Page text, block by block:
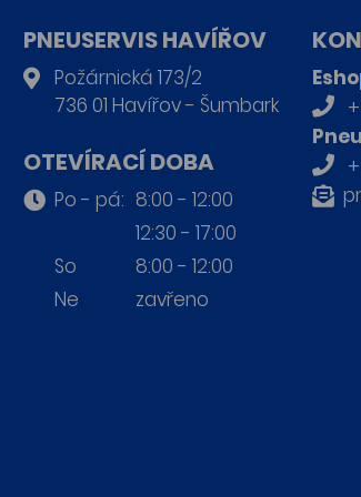
PNEUSERVIS HAVÍŘOV
Požárnická 173/2
736 01 Havířov - Šumbark
OTEVÍRACÍ DOBA
Po - pá: 8:00 - 12:00
12:30 - 17:00
So
8:00 - 12:00
Ne
zavřeno